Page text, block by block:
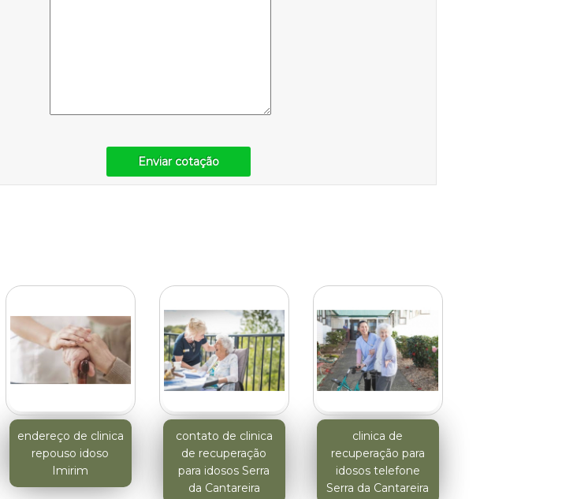
Enviar cotação
endereço de clinica
repouso idoso
Imirim
contato de clinica
de recuperação
para idosos Serra
da Cantareira
clinica de
recuperação para
idosos telefone
Serra da Cantareira